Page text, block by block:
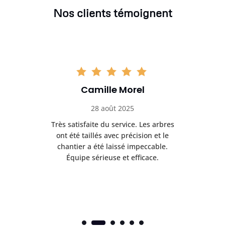
Nos clients témoignent
Camille Morel
28 août 2025
Très satisfaite du service. Les arbres
ont été taillés avec précision et le
chantier a été laissé impeccable.
Équipe sérieuse et efficace.